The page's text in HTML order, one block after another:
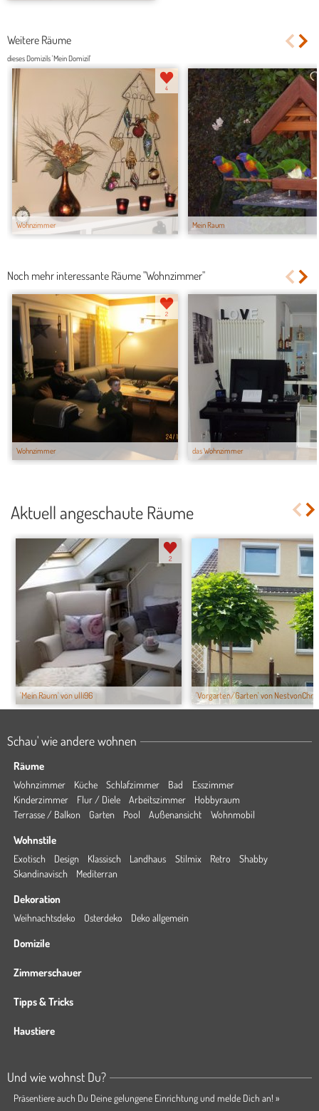
Weitere Räume
dieses Domizils 'Mein Domizil'
Wohnzimmer
4
Mein Raum
Noch mehr interessante Räume "Wohnzimmer"
Wohnzimmer
2
das Wohnzimmer
Aktuell angeschaute Räume
'Mein Raum' von ulli96
2
'Vorgarten/Garten' von NestvonChr...
Schau' wie andere wohnen
Räume
Wohnzimmer Küche Schlafzimmer Bad
Esszimmer
Kinderzimmer
Flur / Diele Arbeitszimmer
Hobbyraum
Terrasse / Balkon
Garten Pool Außenansicht Wohnmobil
Wohnstile
Exotisch Design Klassisch Landhaus Stilmix Retro
Shabby
Skandinavisch
Mediterran
Dekoration
Weihnachtsdeko Osterdeko Deko allgemein
Domizile
Zimmerschauer
Tipps & Tricks
Haustiere
Und wie wohnst Du?
Präsentiere auch Du Deine gelungene Einrichtung und melde Dich an! »